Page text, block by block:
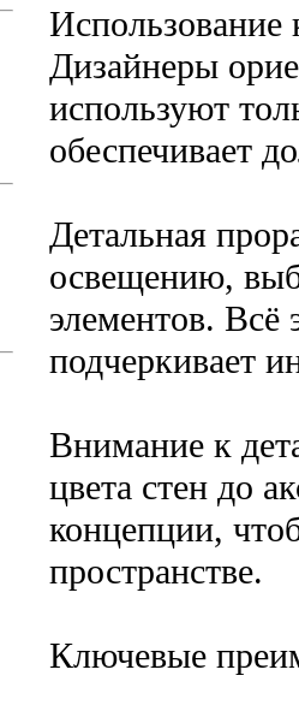
Использование
Дизайнеры
используют
обеспечивает
Детальная
освещению,
элементов. Всё
подчеркивает
Внимание к
цвета стен до
концепции,
пространстве.
Ключевые